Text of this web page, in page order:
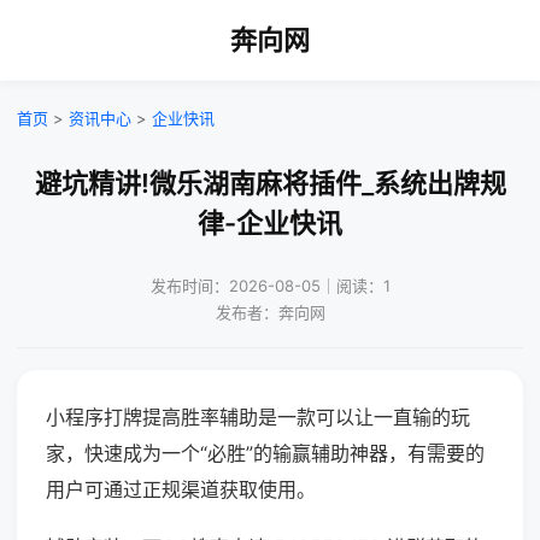
奔向网
首页 > 资讯中心 > 企业快讯
避坑精讲!微乐湖南麻将插件_系统出牌规
律-企业快讯
发布时间：2026-08-05｜阅读：1
发布者：奔向网
小程序打牌提高胜率辅助是一款可以让一直输的玩
家，快速成为一个“必胜”的输赢辅助神器，有需要的
用户可通过正规渠道获取使用。